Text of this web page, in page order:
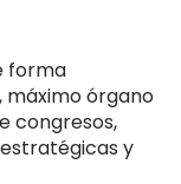
forma
máximo órgano
congresos,
y